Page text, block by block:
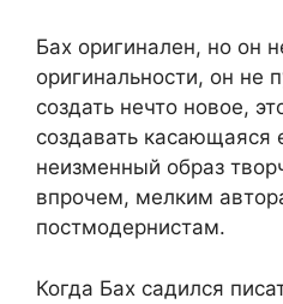
Бах оригинален, но он
оригинальности, он не
создать нечто новое,
создавать касающаяся
неизменный образ
впрочем, мелким
постмодернистам.
Когда Бах садился